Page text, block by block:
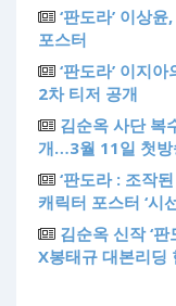
‘판도라’ 이상
포스터
‘판도라’ 이지
2차 티저 공개
김순옥 사단 복
개…3월 11일 첫방
‘판도라 : 조작
캐릭터 포스터 ‘시
김순옥 신작 ‘
X봉태규 대본리딩